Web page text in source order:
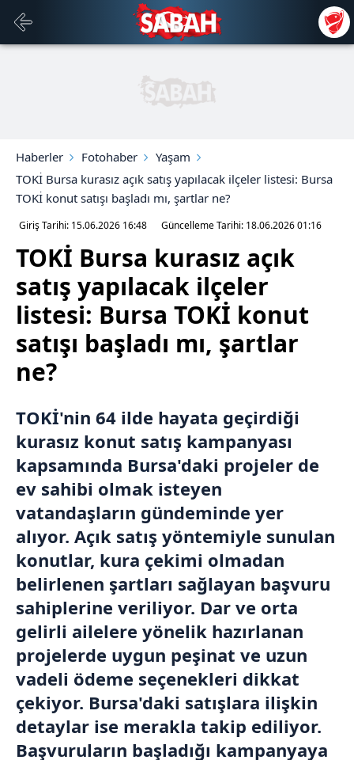
Haberler Fotohaber
Yaşam
TOKİ Bursa kurasız açık satış yapılacak ilçeler listesi: Bursa
TOKİ konut satışı başladı mı, şartlar ne?
Giriş Tarihi: 15.06.2026 16:48 Güncelleme Tarihi: 18.06.202601:16
TOKİ Bursa kurasız açık
satış yapılacak ilçeler
listesi: Bursa TOKİ konut
satışı başladı mı, şartlar
ne?
TOKİ'nin 64 ilde hayata geçirdiği
kurasız konut satış kampanyası
kapsamında Bursa'daki projeler de
ev sahibi olmak isteyen
vatandaşların gündeminde yer
alıyor. Açık satış yöntemiyle sunulan
konutlar, kura çekimi olmadan
belirlenen şartları sağlayan başvuru
sahiplerine veriliyor. Dar ve orta
gelirli ailelere yönelik hazırlanan
projelerde uygun peşinat ve uzun
vadeli ödeme seçenekleri dikkat
çekiyor. Bursa'daki satışlara ilişkin
detaylar ise merakla takip ediliyor.
Başvuruların başladığı kampanyaya